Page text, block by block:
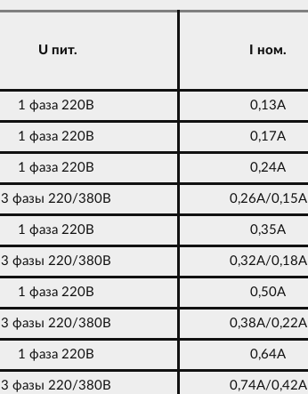
U пит. I ном.
1 фаза 220В 0,13А
1 фаза 220В 0,17А
1 фаза 220В
0,24А
3 фазы 220/380В
0,26А/0,15А
1 фаза 220В
0,35А
3 фазы 220/380В 0,32А/0,18А
1 фаза 220В
0,50А
3 фазы 220/380В 0,38А/0,22А
1 фаза 220В
0,64А
3 фазы 220/380В 0,74А/0,42А